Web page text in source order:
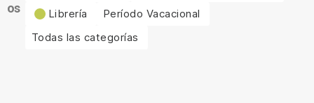
os
Librería
Período Vacacional
Todas las categorías